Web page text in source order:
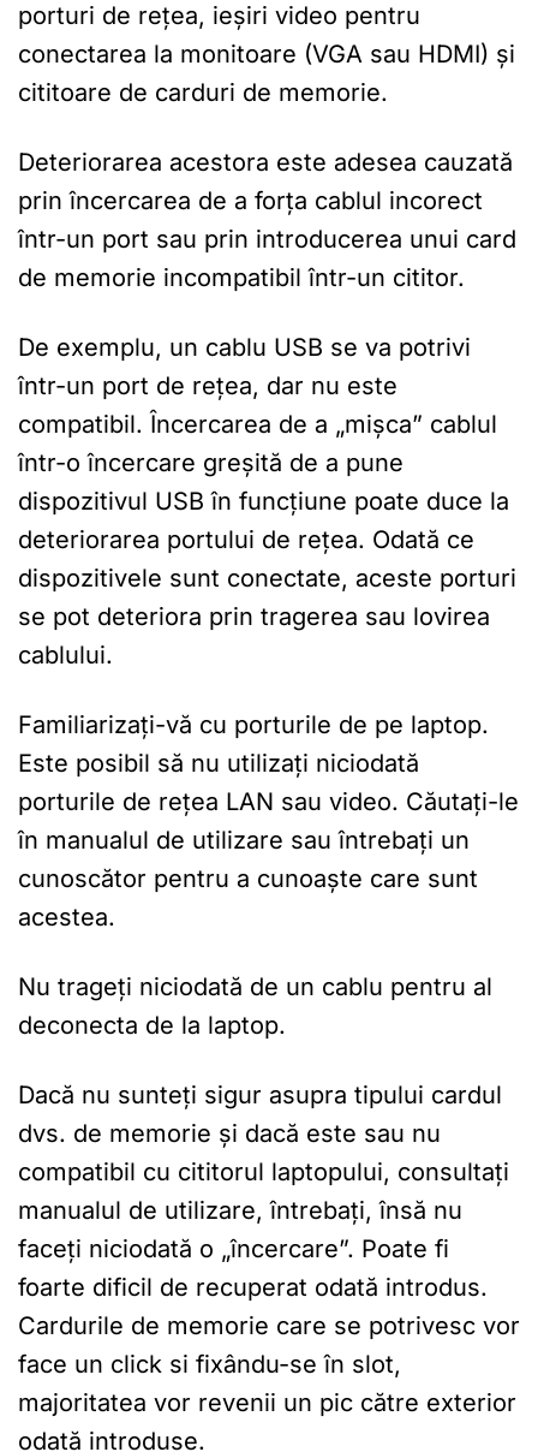
porturi de rețea, ieșiri video pentru
conectarea la monitoare (VGA sau HDMI) și
cititoare de carduri de memorie.
Deteriorarea acestora este adesea cauzată
prin încercarea de a forța cablul incorect
într-un port sau prin introducerea unui card
de memorie incompatibil într-un cititor.
De exemplu, un cablu USB se va potrivi
într-un port de rețea, dar nu este
compatibil. Încercarea de a „mișca” cablul
într-o încercare greșită de a pune
dispozitivul USB în funcțiune poate duce la
deteriorarea portului de rețea. Odată ce
dispozitivele sunt conectate, aceste porturi
se pot deteriora prin tragerea sau lovirea
cablului.
Familiarizați-vă cu porturile de pe laptop.
Este posibil să nu utilizați niciodată
porturile de rețea LAN sau video. Căutați-le
în manualul de utilizare sau întrebați un
cunoscător pentru a cunoaște care sunt
acestea.
Nu trageți niciodată de un cablu pentru al
deconecta de la laptop.
Dacă nu sunteți sigur asupra tipului cardul
dvs. de memorie și dacă este sau nu
compatibil cu cititorul laptopului, consultați
manualul de utilizare, întrebați, însă nu
faceți niciodată o „încercare”. Poate fi
foarte dificil de recuperat odată introdus.
Cardurile de memorie care se potrivesc vor
face un click si fixându-se în slot,
majoritatea vor revenii un pic către exterior
odată introduse.